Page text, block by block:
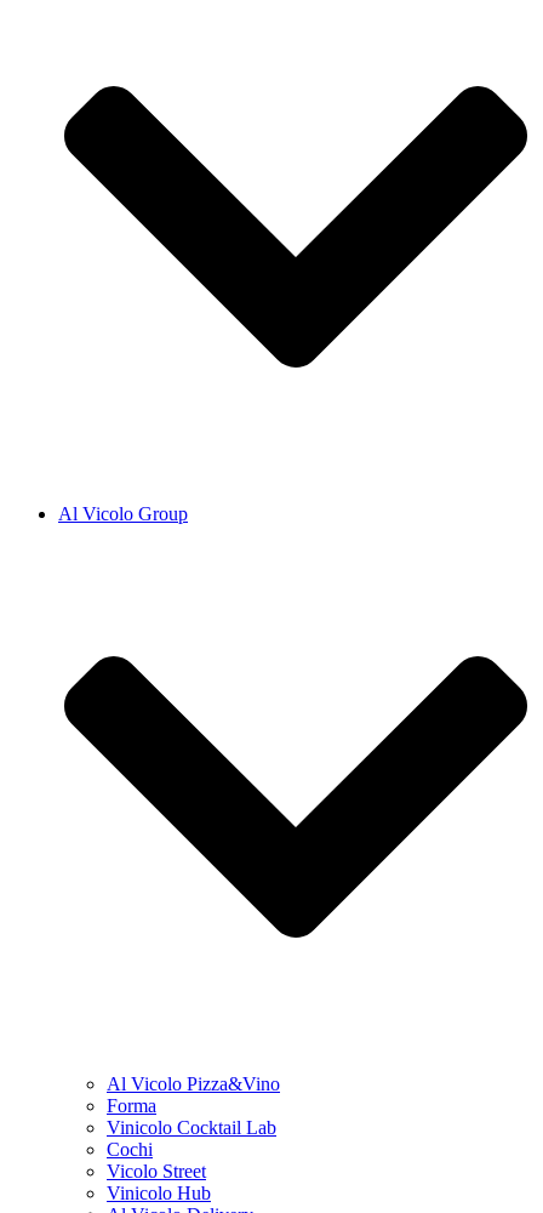
Al Vicolo Group
Al Vicolo Pizza&Vino
Forma
Vinicolo Cocktail Lab
Cochi
Vicolo Street
Vinicolo Hub